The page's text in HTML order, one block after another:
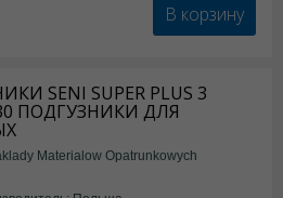
В корзину
SENI SUPER PLUS 3
ПОДГУЗНИКИ ДЛЯ
Materialow Opatrunkowych